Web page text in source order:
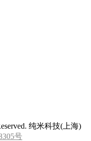
纯米科技(上海)
号